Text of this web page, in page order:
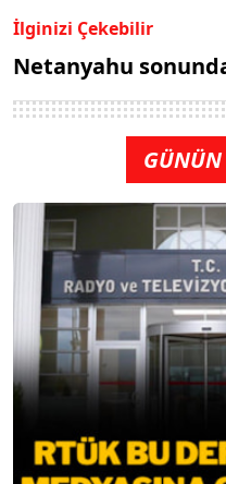
İlginizi Çekebilir
Netanyahu